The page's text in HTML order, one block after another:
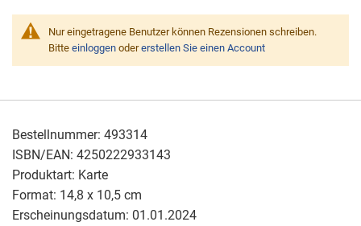
Bestellnummer: 493314
ISBN/EAN: 4250222933143
Produktart: Karte
Format: 14,8 x 10,5 cm
Erscheinungsdatum: 01.01.2024
Nur eingetragene Benutzer können Rezensionen schreiben.
Bitte einloggen odererstellen Sie einen Account